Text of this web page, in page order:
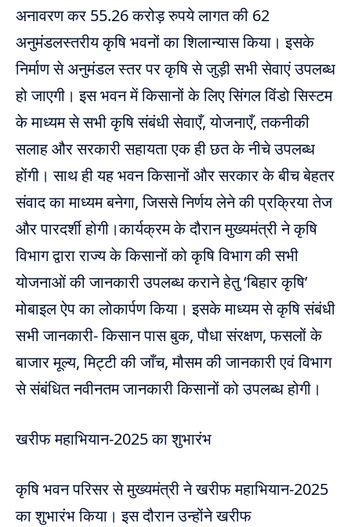
अनावरण कर 55.26 करोड़ रुपये लागत की 62
अनुमंडलस्तरीय कृषि भवनों का शिलान्यास किया। इसके
निर्माण से अनुमंडल स्तर पर कृषि से जुड़ी सभी सेवाएं उपलब्ध
हो जाएगी। इस भवन में किसानों के लिए सिंगल विंडो सिस्टम
के माध्यम से सभी कृषि संबंधी सेवाएँ, योजनाएँ, तकनीकी
सलाह और सरकारी सहायता एक ही छत के नीचे उपलब्ध
होंगी। साथ ही यह भवन किसानों और सरकार के बीच बेहतर
संवाद का माध्यम बनेगा, जिससे निर्णय लेने की प्रक्रिया तेज
और पारदर्शी होगी।कार्यक्रम के दौरान मुख्यमंत्री ने कृषि
विभाग द्वारा राज्य के किसानों को कृषि विभाग की सभी
योजनाओं की जानकारी उपलब्ध कराने हेतु ‘बिहार कृषि’
मोबाइल ऐप का लोकार्पण किया। इसके माध्यम से कृषि संबंधी
सभी जानकारी- किसान पास बुक, पौधा संरक्षण, फसलों के
बाजार मूल्य, मिट्टी की जाँच, मौसम की जानकारी एवं विभाग
से संबंधित नवीनतम जानकारी किसानों को उपलब्ध होगी।
खरीफ महाभियान-2025 का शुभारंभ
कृषि भवन परिसर से मुख्यमंत्री ने खरीफ महाभियान-2025
का शुभारंभ किया। इस दौरान उन्होंने खरीफ